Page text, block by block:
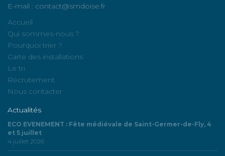
E-mail : contact@smdoise.fr
Accueil
Qui sommes-nous ?
Pourquoi trier ?
Carte des installations
Le tri
Recrutement
Nous contacter
Actualités
ECO EVENEMENT : Fête médiévale de Saint-Germer-de-Fly, 4
et 5 juillet
4 juillet 2026